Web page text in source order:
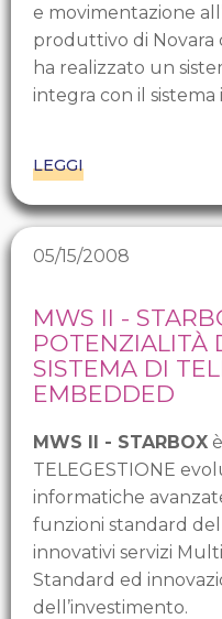
e movimentazione
produttivo di
ha realizzato un
integra con il
LEGGI
05/15/2008
MWS II -
POTENZIALITÀ
SISTEMA DI
EMBEDDED
MWS II - STARBOX
TELEGESTIONE
informatiche
funzioni standard
innovativi servizi
Standard ed
dell’investimento.